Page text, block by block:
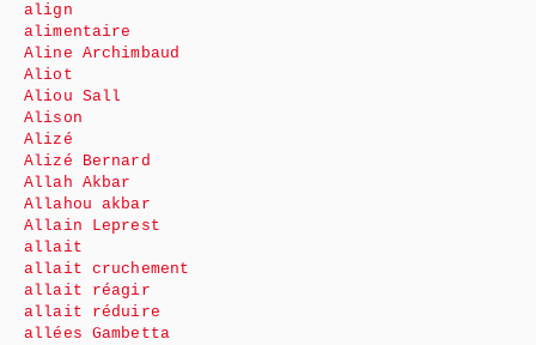
align
alimentaire
Aline Archimbaud
Aliot
Aliou Sall
Alison
Alizé
Alizé Bernard
Allah Akbar
Allahou akbar
Allain Leprest
allait
allait cruchement
allait réagir
allait réduire
allées Gambetta